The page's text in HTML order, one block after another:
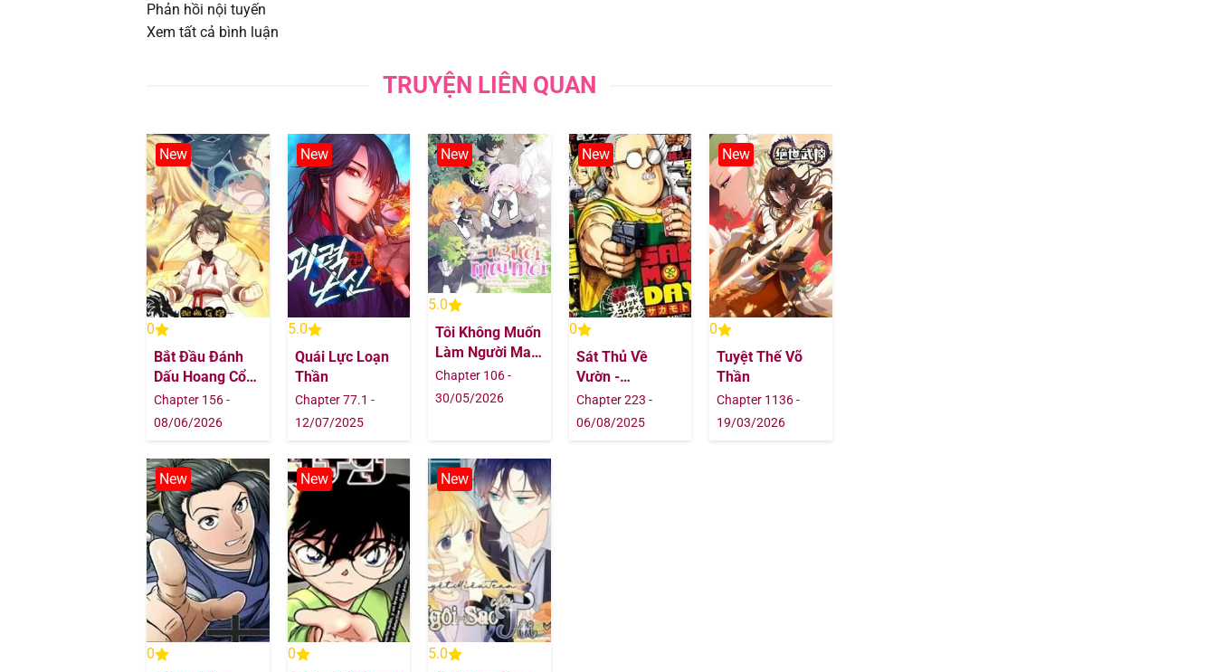
Chapter 63
Chapter 60 02/08/2025
Chapter 59 02/08/2025
Chapter 58 02/08/2025
Chapter 57 02/08/2025
Chapter 56 02/08/2025
Chapter 55 02/08/2025
Chapter 53
Chapter 52
Chapter 51
Chapter 50
Phản hồi nội tuyến
Xem tất cả bình luận
TRUYỆN LIÊN QUAN
New
0
Bắt Đầu Đánh
Dấu Hoang Cổ
Thánh Thể
Chapter 156 -
08/06/2026
New
5.0
Quái Lực Loạn
Thần
Chapter 77.1 -
12/07/2025
New
5.0
Tôi Không Muốn
Làm Người Mai
Mối
Chapter 106 -
30/05/2026
New
0
Sát Thủ Về
Vườn -
Sakamoto Days
Chapter 223 -
06/08/2025
New
0
Tuyệt Thế Võ
Thần
Chapter 1136 -
19/03/2026
New
0
New
0
New
5.0